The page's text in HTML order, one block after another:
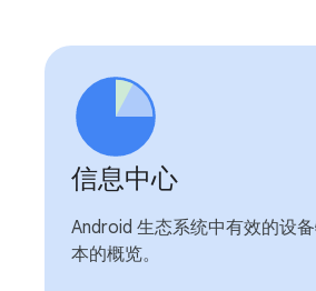
信息中心
Android 生态系统中有效的设
本的概览。